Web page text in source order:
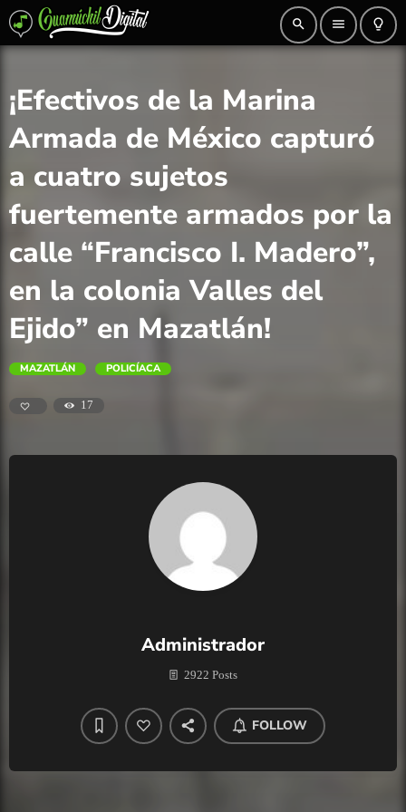
search menu lightbulb_outline
¡Efectivos de la Marina
Armada de México capturó
a cuatro sujetos
fuertemente armados por la
calle “Francisco I. Madero”,
en la colonia Valles del
Ejido” en Mazatlán!
MAZATLÁN POLICÍACA
17
Administrador
2922 Posts
FOLLOW